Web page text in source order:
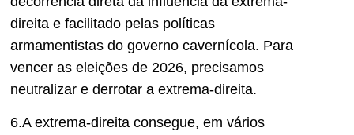
direita e facilitado pelas políticas
armamentistas do governo cavernícola. Para
vencer as eleições de 2026, precisamos
neutralizar e derrotar a extrema-direita.
6.A extrema-direita consegue, em vários